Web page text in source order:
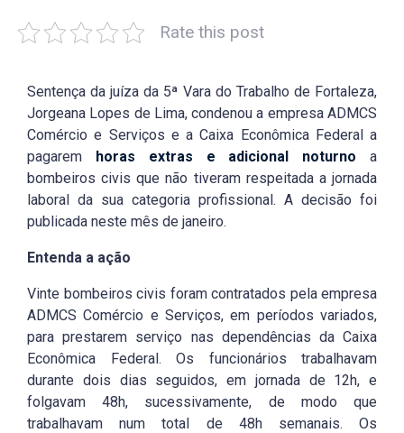
Rate this post
Sentença da juíza da 5ª Vara do Trabalho de Fortaleza,
Jorgeana Lopes de Lima, condenou a empresa ADMCS
Comércio e Serviços e a Caixa Econômica Federal a
pagarem horas extras e adicional noturno
a
bombeiros civis que não tiveram respeitada a jornada
laboral da sua categoria profissional. A decisão foi
publicada neste mês de janeiro.
Entenda a ação
Vinte bombeiros civis foram contratados pela empresa
ADMCS Comércio e Serviços, em períodos variados,
para prestarem serviço nas dependências da Caixa
Econômica Federal. Os funcionários trabalhavam
durante dois dias seguidos, em jornada de 12h, e
folgavam 48h, sucessivamente, de modo que
trabalhavam num total de 48h semanais. Os